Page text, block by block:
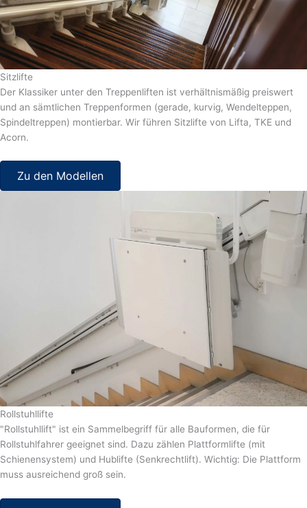
Sitzlifte
Der Klassiker unter den Treppenliften ist verhältnismäßig preiswert
und an sämtlichen Treppenformen (gerade, kurvig, Wendelteppen,
Spindeltreppen) montierbar. Wir führen Sitzlifte von Lifta, TKE und
Acorn.
Zu den Modellen
Rollstuhllifte
"Rollstuhllift" ist ein Sammelbegriff für alle Bauformen, die für
Rollstuhlfahrer geeignet sind. Dazu zählen Plattformlifte (mit
Schienensystem) und Hublifte (Senkrechtlift). Wichtig: Die Plattform
muss ausreichend groß sein.